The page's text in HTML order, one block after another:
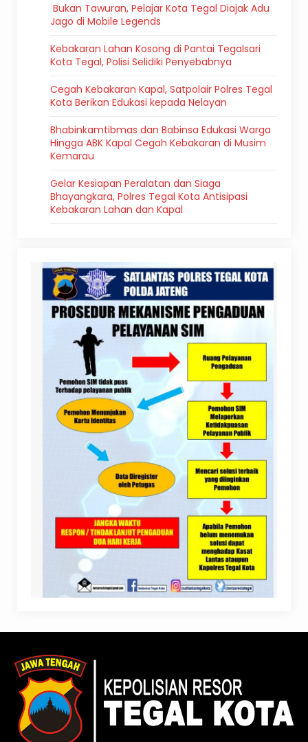
Bukan Tawuran, Pelajar Kota Tegal Diajak Adu
Jago di Mobile Legends
Kebakaran Lahan Kosong di Pantai Tegalsari
Kota Tegal, Polisi Selidiki Penyebabnya
Cegah Kebakaran Kapal, Satpolair Polres Tegal
Kota Berikan Edukasi kepada Nelayan
Bhabinkamtibmas dan Babinsa Edukasi Warga
Hingga ABK Kapal Cegah Kebakaran di Musim
Kemarau
Gelar Kesiapan Peralatan dan Siaga
Bhayangkara, Polres Tegal Kota Antisipasi
Kebakaran Lahan dan Kapal